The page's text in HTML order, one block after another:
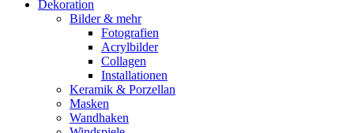
Dekoration
Bilder & mehr
Fotografien
Acrylbilder
Collagen
Installationen
Keramik & Porzellan
Masken
Wandhaken